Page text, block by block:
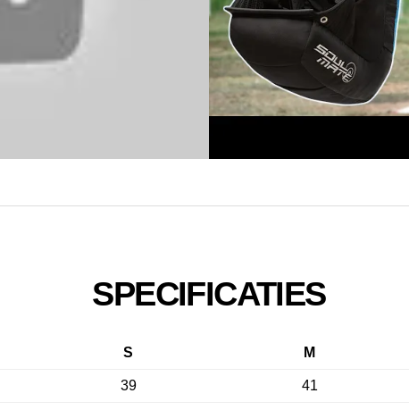
SPECIFICATIES
S M
39 41